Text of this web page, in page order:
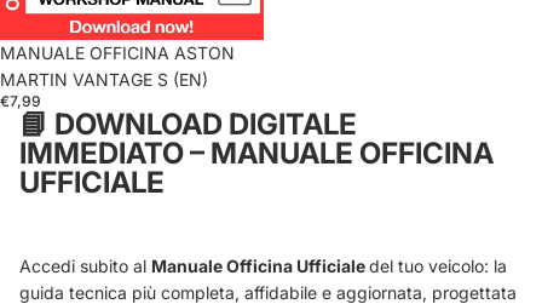
MANUALE OFFICINA ASTON
MARTIN VANTAGE S (EN)
€7,99
📘 DOWNLOAD DIGITALE
IMMEDIATO – MANUALE OFFICINA
UFFICIALE
Accedi subito al Manuale Officina Ufficialedel tuo veicolo: la
guida tecnica più completa, affidabile e aggiornata, progettata